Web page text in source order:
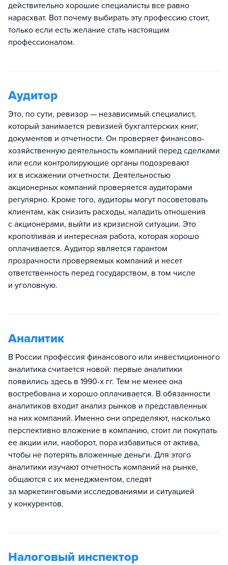
действительно хорошие специалисты все равно
нарасхват. Вот почему выбирать эту профессию стоит,
только если есть желание стать настоящим
профессионалом.
Аудитор
Это, по сути, ревизор — независимый специалист,
который занимается ревизией бухгалтерских книг,
документов и отчетности. Он проверяет финансово-
хозяйственную деятельность компаний перед сделками
или если контролирующие органы подозревают
их в искажении отчетности. Деятельностью
акционерных компаний проверяется аудиторами
регулярно. Кроме того, аудиторы могут посоветовать
клиентам, как снизить расходы, наладить отношения
с акционерами, выйти из кризисной ситуации. Это
кропотливая и интересная работа, которая хорошо
оплачивается. Аудитор является гарантом
прозрачности проверяемых компаний и несет
ответственность перед государством, в том числе
и уголовную.
Аналитик
В России профессия финансового или инвестиционного
аналитика считается новой: первые аналитики
появились здесь в 1990-х гг. Тем не менее она
востребована и хорошо оплачивается. В обязанности
аналитиков входит анализ рынков и представленных
на них компаний. Именно они определяют, насколько
перспективно вложение в компанию, стоит ли покупать
ее акции или, наоборот, пора избавиться от актива,
чтобы не потерять вложенные деньги. Для этого
аналитики изучают отчетность компаний на рынке,
общаются с их менеджментом, следят
за маркетинговыми исследованиями и ситуацией
у конкурентов.
Налоговый инспектор